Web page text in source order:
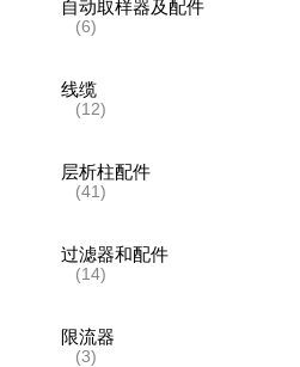
自动取样器及配件
(6)
线缆
(12)
层析柱配件
(41)
过滤器和配件
(14)
限流器
(3)